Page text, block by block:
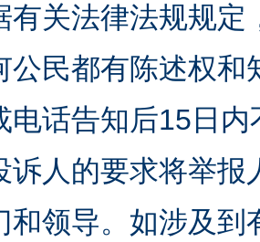
有关法律法规规
公民都有陈述权
电话告知后15日
诉人的要求将举
和领导。如涉及